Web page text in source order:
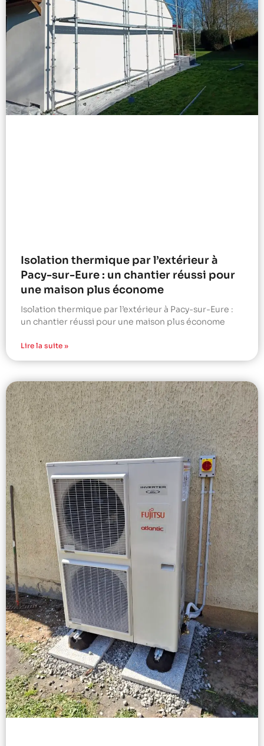
Isolation thermique par l’extérieur à
Pacy-sur-Eure : un chantier réussi pour
une maison plus économe
Isolation thermique par l’extérieur à Pacy-sur-Eure :
un chantier réussi pour une maison plus économe
Lire la suite »